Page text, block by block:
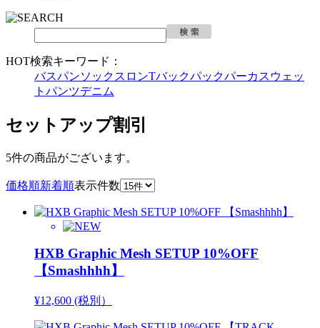
HOT検索キーワード：
バスパンソックス ロンTバックパックパーカ スウェッ
トパンツデニム
セットアップ割引
5件の商品がございます。
価格順新着順表示件数
HXB Graphic Mesh SETUP 10%OFF
【Smashhhh】
¥12,600 (税別）